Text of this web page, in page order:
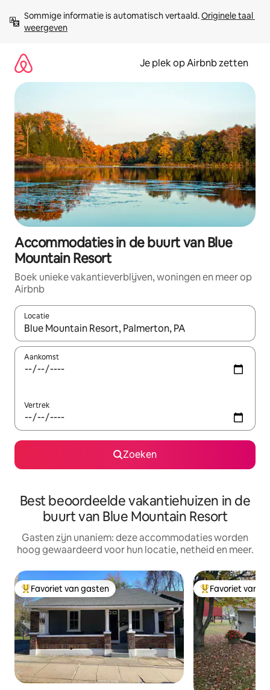
direct
naar
Sommige informatie is automatisch vertaald. Originele taal
weergeven
Je plek op Airbnb zetten
Accommodaties in de buurt van Blue
Mountain Resort
Boek unieke vakantieverblijven, woningen en meer op
Airbnb
Locatie
Wanneer er resultaten beschikbaar zijn, maak je een keuze
Aankomst
Vertrek
Zoeken
Best beoordeelde vakantiehuizen in de
buurt van Blue Mountain Resort
Gasten zijn unaniem: deze accommodaties worden
hoog gewaardeerd voor hun locatie, netheid en meer.
Topfavoriet van gasten
Favoriet van gasten Topfavoriet van
Favoriet van